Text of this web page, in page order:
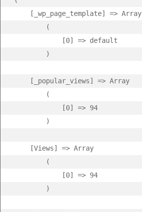
    [_wp_page_template] => Array
        (
            [0] => default
        )
    [_popular_views] => Array
        (
            [0] => 94
        )
    [Views] => Array
        (
            [0] => 94
        )